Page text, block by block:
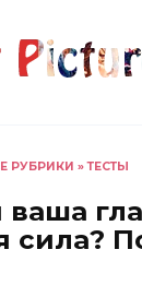
РУБРИКИ »ТЕСТЫ
ваша
сила?